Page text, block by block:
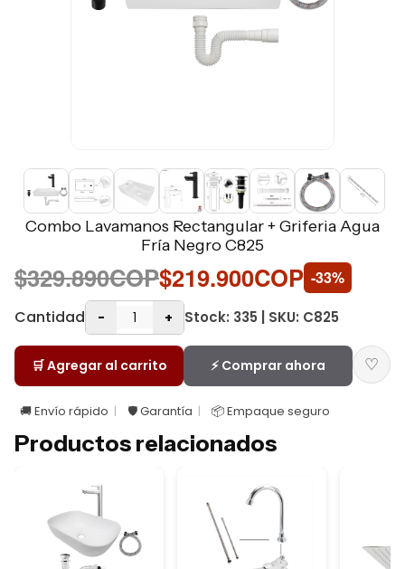
Combo Lavamanos Rectangular + Griferia Agua
Fría Negro C825
$329.890COP$219.900COP -33%
Cantidad
- + Stock: 335 | SKU: C825
🛒 Agregar al carrito ⚡ Comprar ahora ♡
🚚 Envío rápido 🛡️ Garantía 📦 Empaque seguro
Productos relacionados